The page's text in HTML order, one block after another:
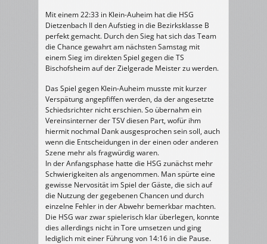
Mit einem 22:33 in Klein-Auheim hat die HSG
Dietzenbach II den Aufstieg in die Bezirksklasse B
perfekt gemacht. Durch den Sieg hat sich das Team
die Chance gewahrt am nächsten Samstag mit
einem Sieg im direkten Spiel gegen die TS
Bischofsheim auf der Zielgerade Meister zu werden.
Das Spiel gegen Klein-Auheim musste mit kurzer
Verspätung angepfiffen werden, da der angesetzte
Schiedsrichter nicht erschien. So übernahm ein
Vereinsinterner der TSV diesen Part, wofür ihm
hiermit nochmal Dank ausgesprochen sein soll, auch
wenn die Entscheidungen in der einen oder anderen
Szene mehr als fragwürdig waren.
In der Anfangsphase hatte die HSG zunächst mehr
Schwierigkeiten als angenommen. Man spürte eine
gewisse Nervosität im Spiel der Gäste, die sich auf
die Nutzung der gegebenen Chancen und durch
einzelne Fehler in der Abwehr bemerkbar machten.
Die HSG war zwar spielerisch klar überlegen, konnte
dies allerdings nicht in Tore umsetzen und ging
lediglich mit einer Führung von 14:16 in die Pause.